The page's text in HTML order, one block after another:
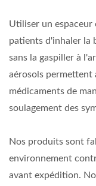
Utiliser un
patients d'inhaler la
sans la gaspiller à
aérosols permettent
médicaments de
soulagement des
Nos produits sont
environnement
avant expédition.